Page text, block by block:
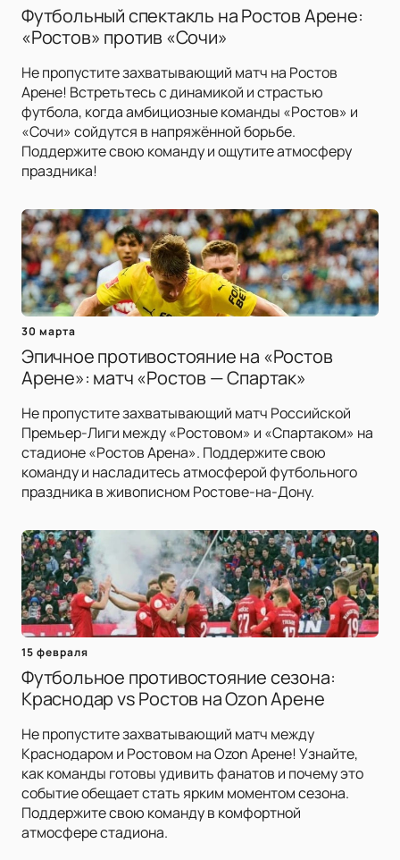
Футбольный спектакль на Ростов Арене:
«Ростов» против «Сочи»
Не пропустите захватывающий матч на Ростов
Арене! Встретьтесь с динамикой и страстью
футбола, когда амбициозные команды «Ростов» и
«Сочи» сойдутся в напряжённой борьбе.
Поддержите свою команду и ощутите атмосферу
праздника!
30 марта
Эпичное противостояние на «Ростов
Арене»: матч «Ростов — Спартак»
Не пропустите захватывающий матч Российской
Премьер-Лиги между «Ростовом» и «Спартаком» на
стадионе «Ростов Арена». Поддержите свою
команду и насладитесь атмосферой футбольного
праздника в живописном Ростове-на-Дону.
15 февраля
Футбольное противостояние сезона:
Краснодар vs Ростов на Ozon Арене
Не пропустите захватывающий матч между
Краснодаром и Ростовом на Ozon Арене! Узнайте,
как команды готовы удивить фанатов и почему это
событие обещает стать ярким моментом сезона.
Поддержите свою команду в комфортной
атмосфере стадиона.